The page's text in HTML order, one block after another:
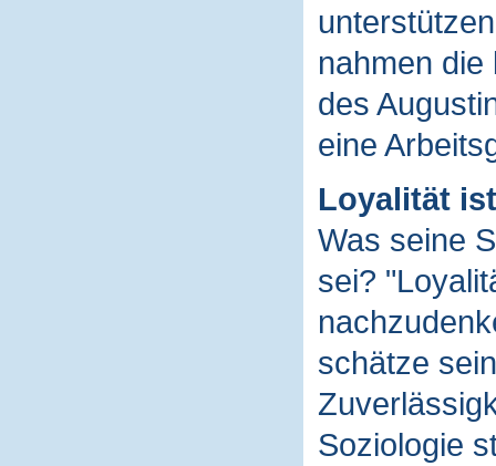
nahmen
des
eine
Loyalität
Was seine
sei?
schätze
Soziologie